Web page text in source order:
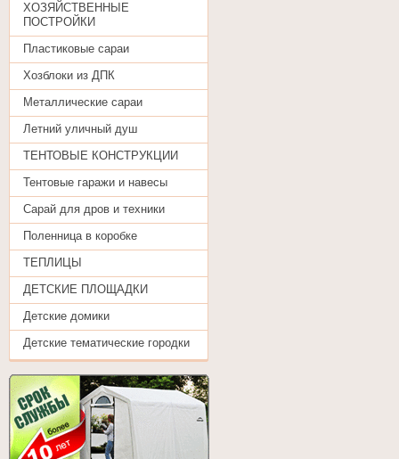
ХОЗЯЙСТВЕННЫЕ
ПОСТРОЙКИ
Пластиковые сараи
Хозблоки из ДПК
Металлические сараи
Летний уличный душ
ТЕНТОВЫЕ КОНСТРУКЦИИ
Тентовые гаражи и навесы
Сарай для дров и техники
Поленница в коробке
ТЕПЛИЦЫ
ДЕТСКИЕ ПЛОЩАДКИ
Детские домики
Детские тематические городки